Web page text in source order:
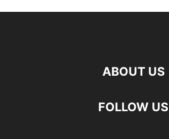
ABOUT US
FOLLOW US